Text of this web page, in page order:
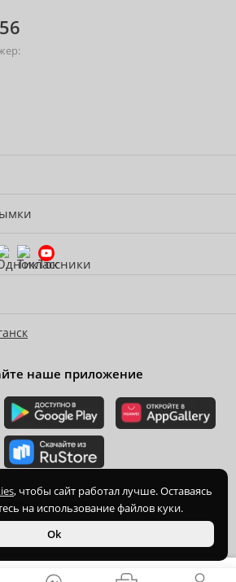
, чтобы сайт работал лучше. Оставаясь
на использование файлов куки.
Ok
наше приложение
производственная компания Ханхи,
ОГРН 1164350070720